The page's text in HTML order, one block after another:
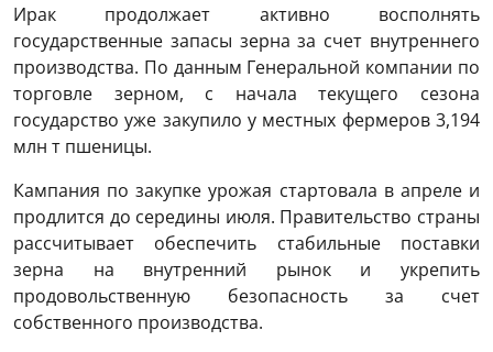
Ирак продолжает активно восполнять
государственные запасы зерна за счет внутреннего
производства. По данным Генеральной компании по
торговле зерном, с начала текущего сезона
государство уже закупило у местных фермеров 3,194
млн т пшеницы.
Кампания по закупке урожая стартовала в апреле и
продлится до середины июля. Правительство страны
рассчитывает обеспечить стабильные поставки
зерна на внутренний рынок и укрепить
продовольственную безопасность за счет
собственного производства.